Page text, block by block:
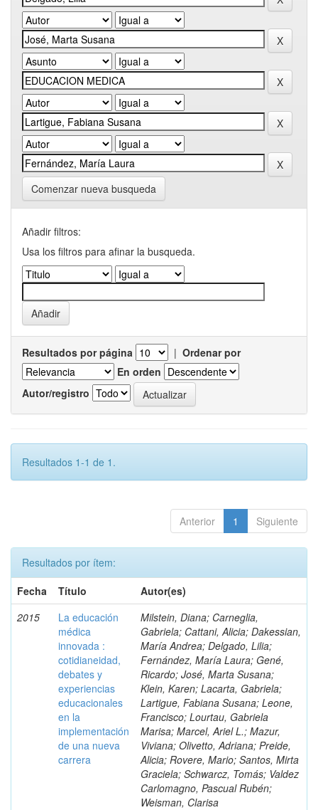
Comenzar nueva busqueda
Añadir filtros:
Usa los filtros para afinar la busqueda.
Resultados por página | Ordenar por
En orden
Autor/registro
Resultados 1-1 de 1.
Anterior 1 Siguiente
Resultados por ítem:
Fecha
Título
Autor(es)
2015
La educación
médica
innovada :
cotidianeidad,
debates y
experiencias
educacionales
en la
implementación
de una nueva
carrera
Milstein, Diana; Carneglia,
Gabriela; Cattani, Alicia; Dakessian,
María Andrea; Delgado, Lilia;
Fernández, María Laura; Gené,
Ricardo; José, Marta Susana;
Klein, Karen; Lacarta, Gabriela;
Lartigue, Fabiana Susana; Leone,
Francisco; Lourtau, Gabriela
Marisa; Marcel, Ariel L.; Mazur,
Viviana; Olivetto, Adriana; Preide,
Alicia; Rovere, Mario; Santos, Mirta
Graciela; Schwarcz, Tomás; Valdez
Carlomagno, Pascual Rubén;
Weisman, Clarisa